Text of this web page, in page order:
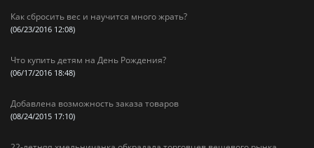
Как сбросить вес и научится много жрать?
(06/23/2016 12:08)
Что купить детям на День Рождения?
(06/17/2016 18:48)
Добавлена возможность заказа товаров
(08/24/2015 17:10)